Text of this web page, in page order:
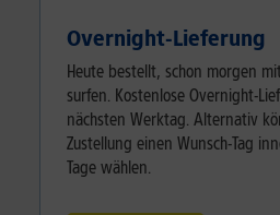
Overnight-Lieferung
Heute bestellt, schon morgen
surfen. Kostenlose Overnight-
nächsten Werktag. Alternativ
Zustellung einen Wunsch-Tag
Tage wählen.